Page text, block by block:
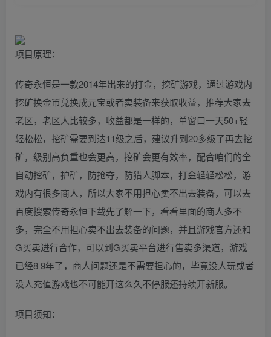
项目原理：
传奇永恒是一款2014年出来的打金，挖矿游戏，通过游戏内
挖矿换金币兑换成元宝或者卖装备来获取收益，推荐大家去
老区，老区人比较多，收益都是一样的，单窗口一天50+轻
轻松松，挖矿需要到达11级之后，建议升到20多级了再去挖
矿，级别高负重也会更高，挖矿会更有效率，配合咱们的全
自动挖矿，护矿，防抢夺，防猎人脚本，打金轻轻松松，游
戏内有很多商人，所以大家不用担心卖不出去装备，可以去
百度搜索传奇永恒下载先了解一下，看看里面的商人多不
多，完全不用担心卖不出去装备的问题，并且游戏官方还和
G买卖进行合作，可以到G买卖平台进行售卖多渠道，游戏
已经8 9年了，商人问题还是不需要担心的，毕竟没人玩或者
没人充值游戏也不可能开这么久不停服还持续开新服。
项目须知：